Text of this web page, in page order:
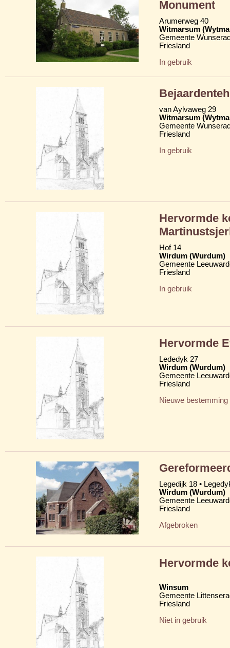
Monument
Arumerweg 40
Witmarsum
Gemeente
Friesland
In gebruik
van Aylvaweg 29
Witmarsum
Gemeente
Friesland
In gebruik
Hervormde
Hof 14
Wirdum (Wurdum)
Gemeente
Friesland
In gebruik
Hervormde
Lededyk 27
Wirdum (Wurdum)
Gemeente
Friesland
Nieuwe bestemming
Legedijk 18 •
Wirdum (Wurdum)
Gemeente
Friesland
Afgebroken
Hervormde
Winsum
Gemeente
Friesland
Niet in gebruik